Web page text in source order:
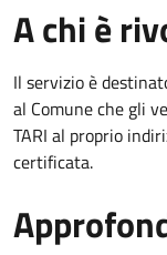
A chi è
Il servizio è
al Comune che gli
TARI al proprio
certificata.